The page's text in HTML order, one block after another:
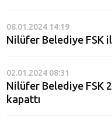
08.01.2024 14:19
Nilüfer Belediye FSK
02.01.2024 08:31
Nilüfer Belediye FSK
kapattı